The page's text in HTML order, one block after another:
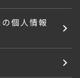
個人情報